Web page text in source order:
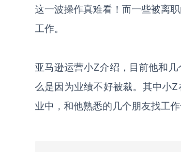
这一波操作真难看！而一些被离
工作。
亚马逊运营小Z介绍，目前他和
么是因为业绩不好被裁。其中小
业中，和他熟悉的几个朋友找工作